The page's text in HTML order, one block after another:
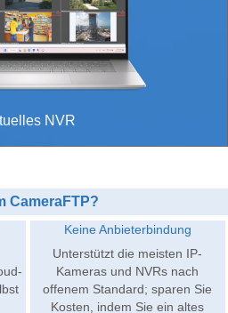
NVR
CameraFTP?
Keine Anbieterbindung
Unterstützt die meisten IP-
Kameras und NVRs nach
offenem Standard; sparen Sie
Kosten, indem Sie ein altes